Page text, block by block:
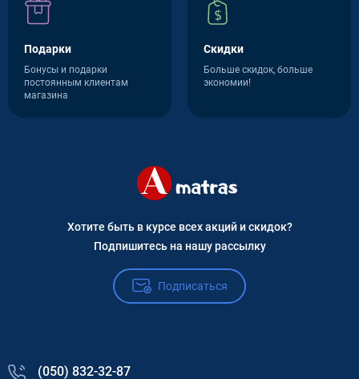
Подарки
Бонусы и подарки
постоянным клиентам
магазина
Скидки
Больше скидок, больше
экономии!
Хотите быть в курсе всех акций и скидок?
Подпишитесь на нашу рассылку
Подписаться
(050) 832-32-87